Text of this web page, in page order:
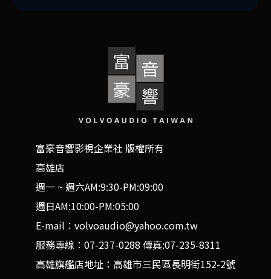
富豪音響影視企業社 版權所有
高雄店
週一 ~ 週六AM:9:30-PM:09:00
週日AM:10:00-PM:05:00
E-mail：volvoaudio@yahoo.com.tw
服務專線：07-237-0288 傳真:07-235-8311
高雄旗艦店地址：高雄市三民區長明街152-2號